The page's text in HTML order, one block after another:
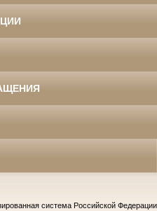
система Российской